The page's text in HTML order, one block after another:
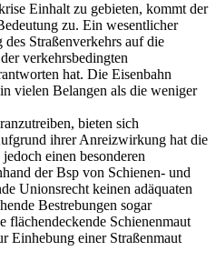
Einhalt zu gebieten, kommt der
zu. Ein wesentlicher
Straßenverkehrs auf die
verkehrsbedingten
hat. Die Eisenbahn
vielen Belangen als die weniger
bieten sich
ihrer Anreizwirkung hat die
einen besonderen
der Bsp von Schienen- und
Unionsrecht keinen adäquaten
Bestrebungen sogar
flächendeckende Schienenmaut
Einhebung einer Straßenmaut